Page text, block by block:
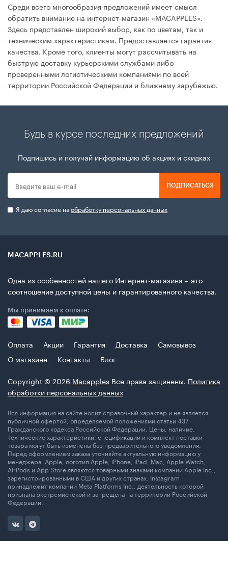
Среди всего многообразия предложений имеет смысл
обратить внимание на интернет-магазин «MACAPPLES».
Здесь представлен широкий выбор, как по цветам, так и
техническим характеристикам. Предоставляется гарантия
качества. Кроме того, клиенты могут рассчитывать на
быструю доставку курьерскими службами либо
проверенными логистическими компаниями по всей
территории Российской Федерации и ближнему зарубежью.
Будь в курсе последних предложений
Подпишись и получай информацию об акциях и скидках
ПОДПИСАТЬСЯ
Я даю согласие наобработку персональных данных
MACAPPLES.RU
Одна из особенностей нашего Интернет-магазина – это
соотношение доступной цены и гарантированного качества.
Мы принимаем к оплате:
Оплата Акции Гарантия Доставка
Самовывоз
О магазине
Контакты
Блог
Copyright © 2026 Macapples Все права защинены. Политика
обработки персональных данных
Вся информация на сайте носит справочный характер и не является
публичной офертой, определяемой положениями статьи 437
Гражданского кодекса Российской Федерации. Цены, наличие,
технические характеристики, спецификации и комплект поставки
товара могут быть изменены без предварительного уведомления.
Перед оформлением заказа уточняйте актуальную информацию у
менеджера. Apple, логотип Apple, iPhone, iPad, Mac, Apple Watch,
AirPods и App Store являются товарными знаками компании Apple Inc.,
зарегистрированными в США и других странах. Instagram
принадлежит компании Meta Platforms Inc., деятельность которой
признана экстремистской и запрещена на территории Российской
Федерации.